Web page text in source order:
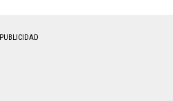
PUBLICIDAD